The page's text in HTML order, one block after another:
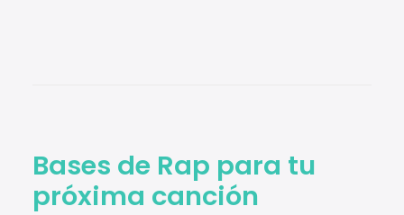
Bases de Rap para tu
próxima canción